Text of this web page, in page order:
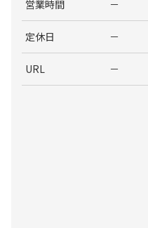
営業時間 －
定休日 －
URL －